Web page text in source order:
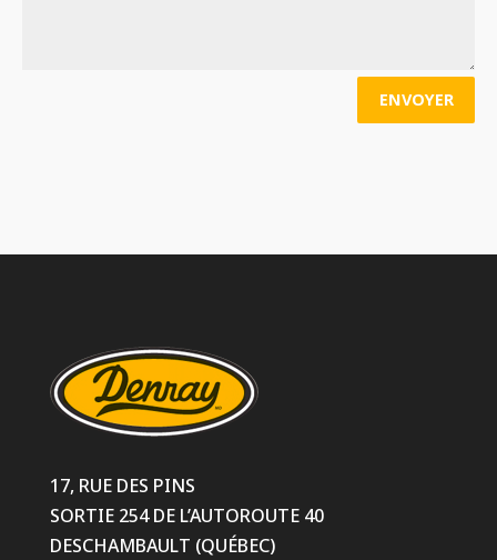
ENVOYER
17, RUE DES PINS
SORTIE 254 DE L’AUTOROUTE 40
DESCHAMBAULT (QUÉBEC)